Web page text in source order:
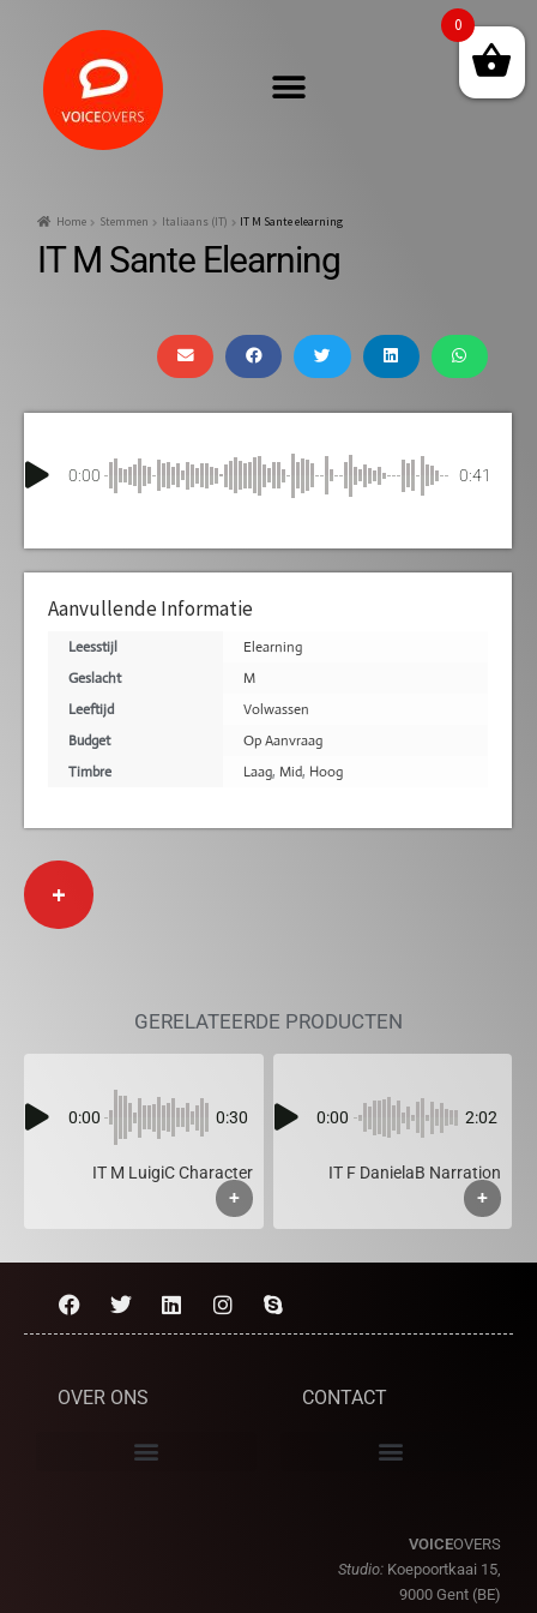
Home Stemmen Italiaans (IT) IT M Sante elearning
IT M Sante Elearning
0:00 0:41
Aanvullende Informatie
Leesstijl
Elearning
Geslacht
M
Leeftijd
Volwassen
Budget
Op Aanvraag
Timbre
Laag, Mid, Hoog
+
GERELATEERDE PRODUCTEN
0:00 0:30
IT M LuigiC Character
+
0:00 2:02
IT F DanielaB Narration
+
OVER ONS CONTACT
VOICEOVERS
Studio: Koepoortkaai 15,
9000 Gent (BE)
0